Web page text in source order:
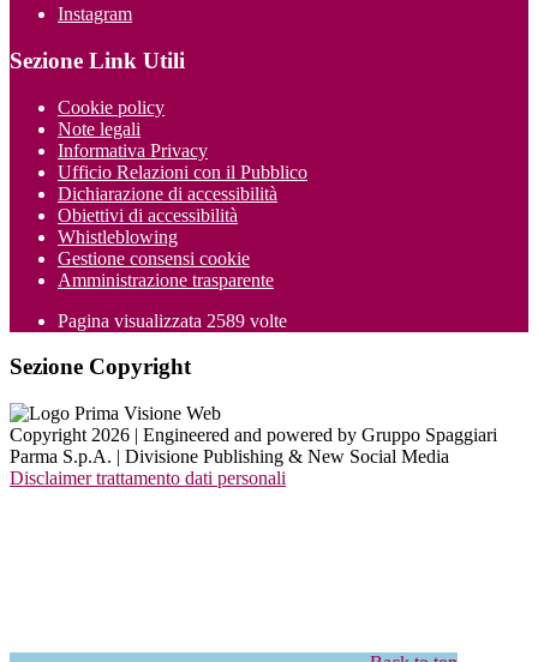
Instagram
Sezione Link Utili
Cookie policy
Note legali
Informativa Privacy
Ufficio Relazioni con il Pubblico
Dichiarazione di accessibilità
Obiettivi di accessibilità
Whistleblowing
Gestione consensi cookie
Amministrazione trasparente
Pagina visualizzata 2589 volte
Sezione Copyright
Copyright 2026 | Engineered and powered by Gruppo Spaggiari
Parma S.p.A. | Divisione Publishing & New Social Media
Disclaimer trattamento dati personali